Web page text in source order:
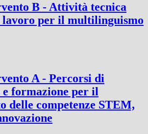
B - Attività tecnica
lavoro per il multilinguismo
A - Percorsi di
formazione per il
delle competenze STEM,